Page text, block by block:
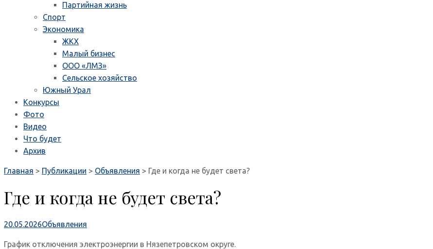
Партийная жизнь
Спорт
Экономика
ЖКХ
Малый бизнес
ООО «ЛМЗ»
Сельское хозяйство
Южный Урал
Конкурсы
Фото
Видео
Что будет
Архив
Главная > Публикации > Объявления > Где и когда не будет света?
Где и когда не будет света?
20.05.2026Объявления
График отключения электроэнергии в Нязепетровском округе.